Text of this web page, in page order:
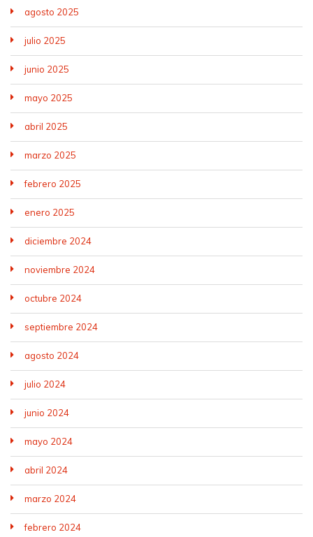
agosto 2025
julio 2025
junio 2025
mayo 2025
abril 2025
marzo 2025
febrero 2025
enero 2025
diciembre 2024
noviembre 2024
octubre 2024
septiembre 2024
agosto 2024
julio 2024
junio 2024
mayo 2024
abril 2024
marzo 2024
febrero 2024